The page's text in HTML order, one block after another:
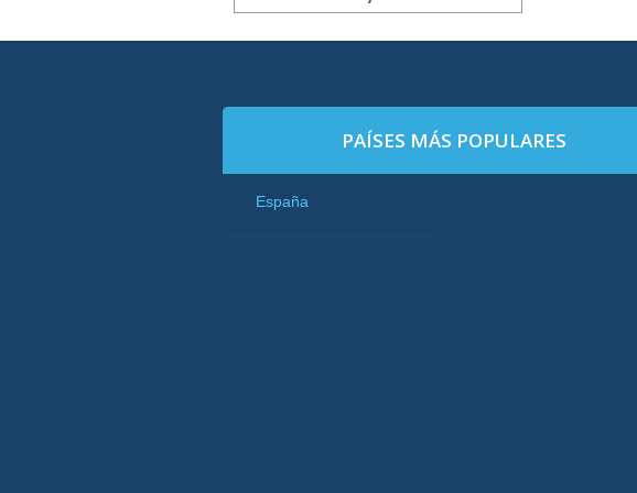
PAÍSES MÁS POPULARES
España